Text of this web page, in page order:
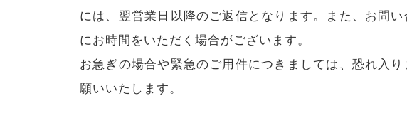
には、翌営業日以降のご返信となります。また、お問
にお時間をいただく場合がございます。
お急ぎの場合や緊急のご用件につきましては、恐れ入
願いいたします。